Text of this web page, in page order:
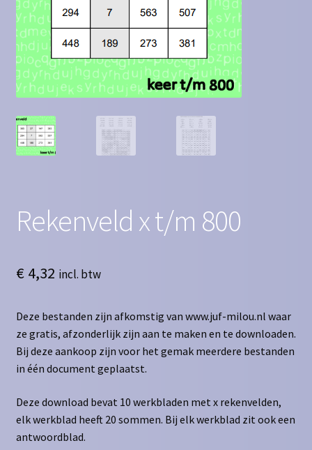
Contact
Homepagina
Mijn account
Privacy Policy
Rekenveld x t/m 800
€4,32 incl. btw
Deze bestanden zijn afkomstig van www.juf-milou.nl waar
ze gratis, afzonderlijk zijn aan te maken en te downloaden.
Bij deze aankoop zijn voor het gemak meerdere bestanden
in één document geplaatst.
Deze download bevat 10 werkbladen met x rekenvelden,
elk werkblad heeft 20 sommen. Bij elk werkblad zit ook een
antwoordblad.